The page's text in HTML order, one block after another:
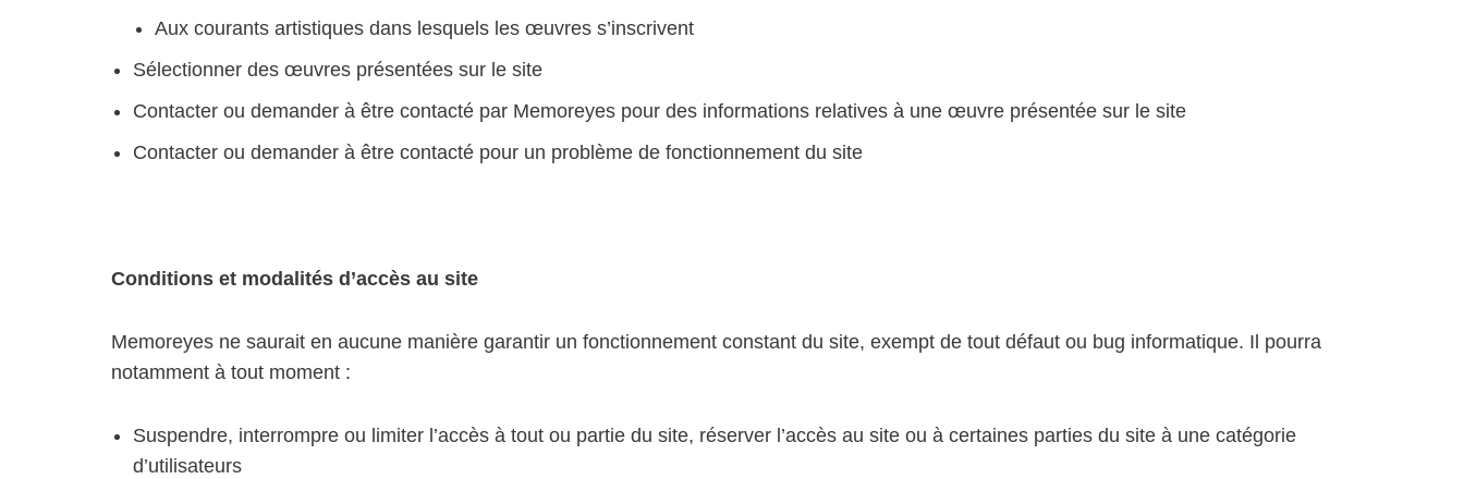
Aux courants artistiques dans lesquels les œuvres s’inscrivent
Sélectionner des œuvres présentées sur le site
Contacter ou demander à être contacté par Memoreyes pour des informations relatives à une œuvre présentée sur le site
Contacter ou demander à être contacté pour un problème de fonctionnement du site
Conditions et modalités d’accès au site
Memoreyes ne saurait en aucune manière garantir un fonctionnement constant du site, exempt de tout défaut ou bug informatique. Il pourra
notamment à tout moment :
Suspendre, interrompre ou limiter l’accès à tout ou partie du site, réserver l’accès au site ou à certaines parties du site à une catégorie
d’utilisateurs